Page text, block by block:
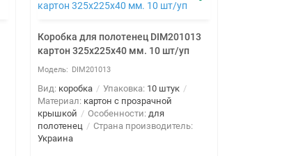
Коробка для полотенец DIM201013
картон 325х225х40 мм. 10 шт/уп
DIM201013
Вид: коробка Упаковка: 10 штук
Материал: картон с прозрачной
крышкой
Особенности: для
полотенец
Страна производитель:
Украина